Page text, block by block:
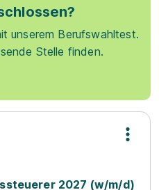
unserem Berufswahltest.
Stelle finden.
2027 (w/m/d)